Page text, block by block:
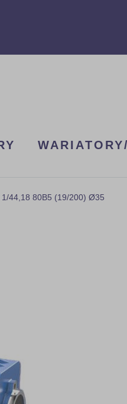
1/44,18 80B5 (19/200) Ø35